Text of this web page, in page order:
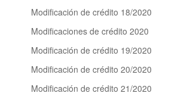
Modificación de crédito 18/2020
Modificaciones de crédito 2020
Modificación de crédito 19/2020
Modificación de crédito 20/2020
Modificación de crédito 21/2020